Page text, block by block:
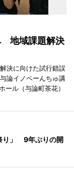
地域課題解決
決に向けた試行錯誤
論イノベーんちゅ講
ル（与論町茶花）
り」 9年ぶりの開